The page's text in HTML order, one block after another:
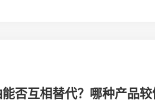
否互相替代？哪种产品较